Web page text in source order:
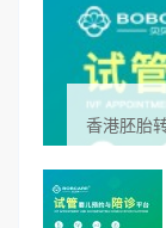
香港胚胎